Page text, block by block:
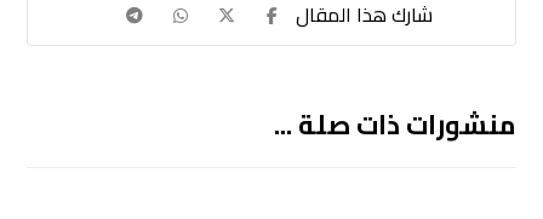
منشورات ذات صلة ...